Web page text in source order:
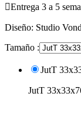
Entrega 3 a 5
Diseño: Studio
Tamaño :
JutT
JutT